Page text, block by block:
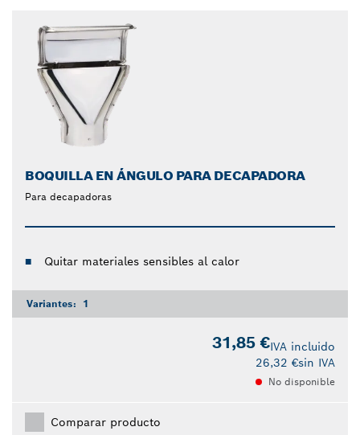
BOQUILLA EN ÁNGULO PARA DECAPADORA
Para decapadoras
Quitar materiales sensibles al calor
Variantes: 1
31,85 €IVA incluido
26,32 €sin IVA
No disponible
Comparar producto